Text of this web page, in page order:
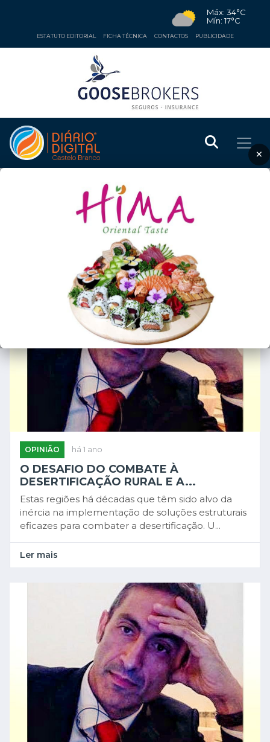
Máx: 34°C
Mín: 17°C
ESTATUTO EDITORIAL FICHA TÉCNICA CONTACTOS PUBLICIDADE
×
OPINIÃO há 1 ano
O DESAFIO DO COMBATE À
DESERTIFICAÇÃO RURAL E A...
Estas regiões há décadas que têm sido alvo da
inércia na implementação de soluções estruturais
eficazes para combater a desertificação. U...
Ler mais